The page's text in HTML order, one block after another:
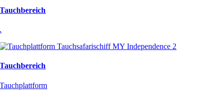
Tauchbereich
.
Tauchbereich
Tauchplattform